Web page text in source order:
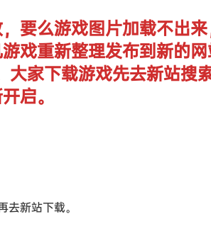
要么游戏图片加载不出
戏重新整理发布到新的
家下载游戏先去新站搜
启。
新站下载。